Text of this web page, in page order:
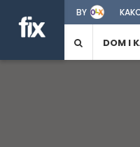
BY
DOM I